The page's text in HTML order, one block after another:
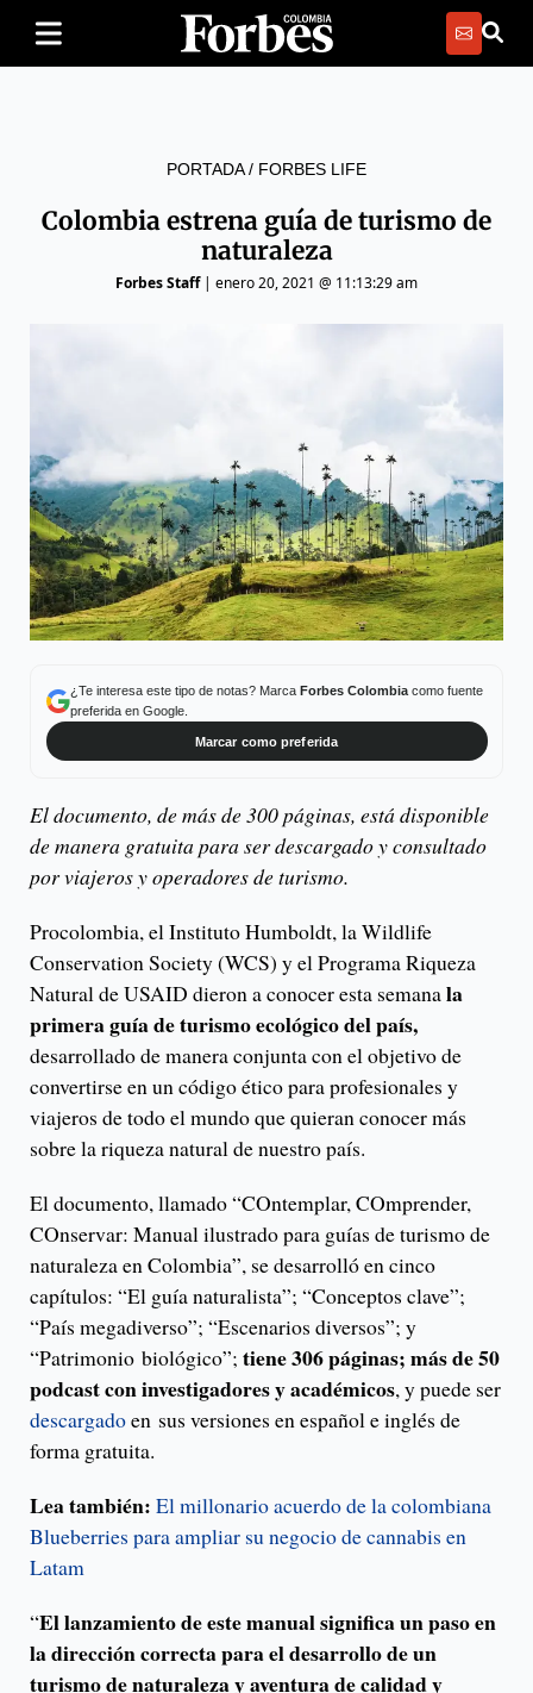
PORTADA/ FORBES LIFE
Colombia estrena guía de turismo de
naturaleza
Forbes Staff| enero 20, 2021 @ 11:13:29 am
¿Te interesa este tipo de notas? Marca Forbes Colombiacomo fuente
preferida en Google.
Marcar como preferida
El documento, de más de 300 páginas, está disponible
de manera gratuita para ser descargado y consultado
por viajeros y operadores de turismo.
Procolombia, el Instituto Humboldt, la Wildlife
Conservation Society (WCS) y el Programa Riqueza
Natural de USAID dieron a conocer esta semanala
primera guía de turismo ecológico del país,
desarrollado de manera conjunta con el objetivo de
convertirse en un código ético para profesionales y
viajeros de todo el mundo que quieran conocer más
sobre la riqueza natural de nuestro país.
El documento, llamado “COntemplar, COmprender,
COnservar: Manual ilustrado para guías de turismo de
naturaleza en Colombia”, se desarrolló en cinco
capítulos: “El guía naturalista”; “Conceptos clave”;
“País megadiverso”; “Escenarios diversos”; y
“Patrimonio biológico”; tiene 306 páginas; más de 50
podcast con investigadores y académicos, y puede ser
descargadoen sus versiones en español e inglés de
forma gratuita.
Lea también: El millonario acuerdo de la colombiana
Blueberries para ampliar su negocio de cannabis en
Latam
“El lanzamiento de este manual significa un paso en
la dirección correcta para el desarrollo de un
turismo de naturaleza y aventura de calidad y